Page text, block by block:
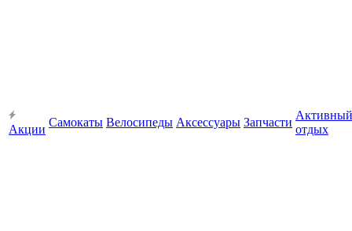
Акции
Самокаты Велосипеды Аксессуары Запчасти
Активный
отдых